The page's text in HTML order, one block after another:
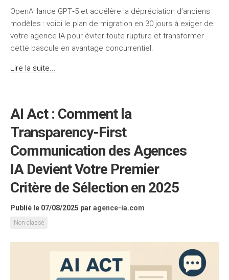
OpenAI lance GPT‑5 et accélère la dépréciation d’anciens
modèles : voici le plan de migration en 30 jours à exiger de
votre agence IA pour éviter toute rupture et transformer
cette bascule en avantage concurrentiel.
Lire la suite...
AI Act : Comment la
Transparency-First
Communication des Agences
IA Devient Votre Premier
Critère de Sélection en 2025
Publié le 07/08/2025 par agence-ia.com
Non classé